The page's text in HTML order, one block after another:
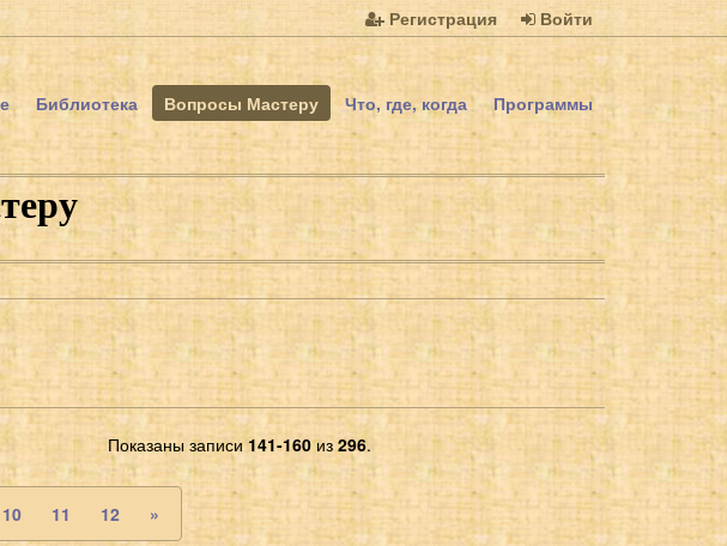
Регистрация Войти
Библиотека Вопросы Мастеру Что, где, когда Программы
Показаны записи141-160из296.
10 11 12 »